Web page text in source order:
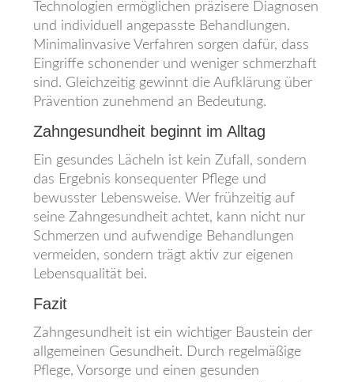
Technologien ermöglichen präzisere Diagnosen
und individuell angepasste Behandlungen.
Minimalinvasive Verfahren sorgen dafür, dass
Eingriffe schonender und weniger schmerzhaft
sind. Gleichzeitig gewinnt die Aufklärung über
Prävention zunehmend an Bedeutung.
Zahngesundheit beginnt im Alltag
Ein gesundes Lächeln ist kein Zufall, sondern
das Ergebnis konsequenter Pflege und
bewusster Lebensweise. Wer frühzeitig auf
seine Zahngesundheit achtet, kann nicht nur
Schmerzen und aufwendige Behandlungen
vermeiden, sondern trägt aktiv zur eigenen
Lebensqualität bei.
Fazit
Zahngesundheit ist ein wichtiger Baustein der
allgemeinen Gesundheit. Durch regelmäßige
Pflege, Vorsorge und einen gesunden